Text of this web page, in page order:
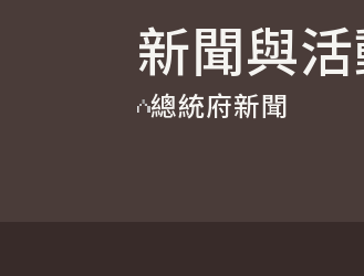
國家氣候變遷對策委員會
重要談話
總統府新聞
影音頻道
賴清德總統
參觀資訊新聞與
總統府新聞